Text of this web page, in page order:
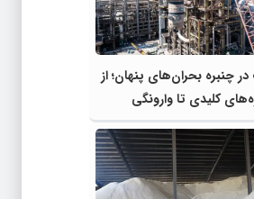
چنبره بحران‌های پنهان؛ از
کلیدی تا وارونگی
و روایت‌سازی